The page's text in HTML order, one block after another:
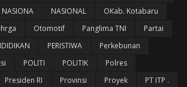
NASIONA NASIONAL
OKab. Kotabaru
Otomotif Panglima TNI
Partai
PERISTIWA
Perkebunan
POLITI POLITIK
Polres
Presiden RI Provinsi Proyek
PT ITP .